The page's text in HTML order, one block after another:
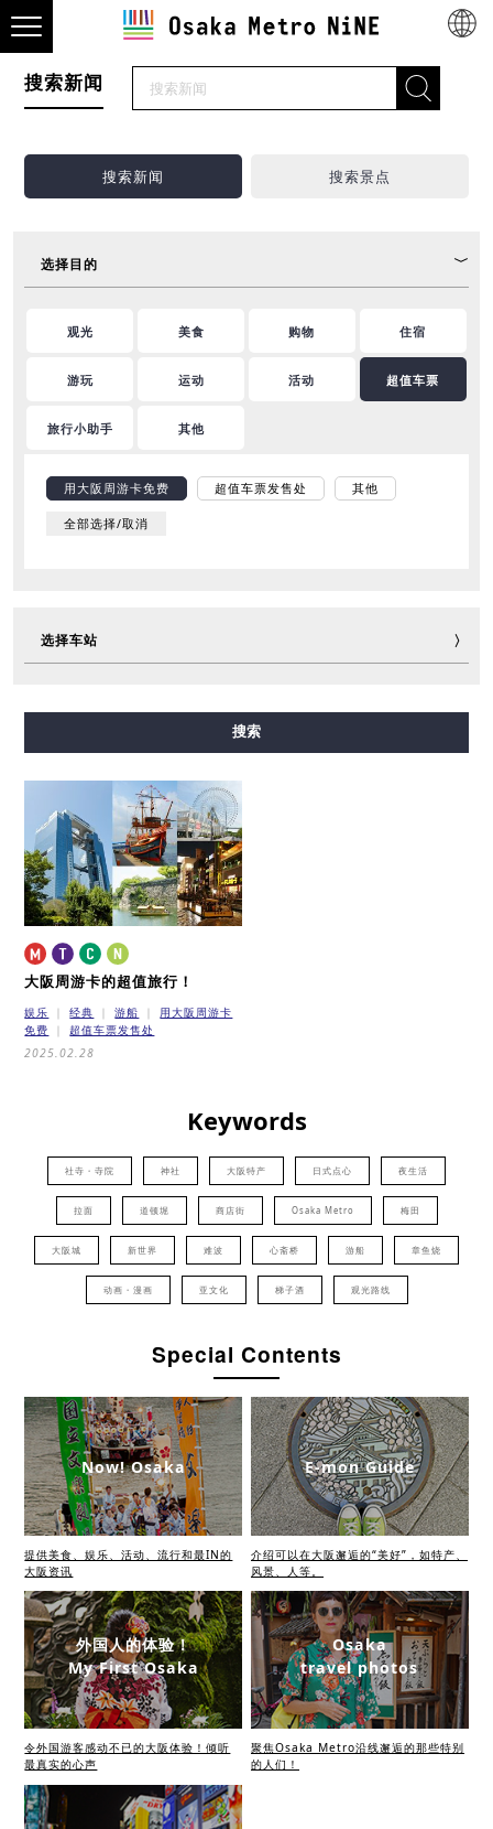
搜索新闻
搜索新闻 搜索景点
选择目的
观光 美食 购物 住宿
游玩 运动 活动 超值车票
旅行小助手 其他
用大阪周游卡免费 超值车票发售处 其他
全部选择/取消
选择车站
搜索
大阪周游卡的超值旅行！
娱乐 经典 游船
用大阪周游卡
免费
超值车票发售处
2025.02.28
Keywords
社寺・寺院 神社 大阪特产 日式点心 夜生活
拉面 道顿堀 商店街 Osaka Metro 梅田
大阪城 新世界 难波 心斋桥 游船 章鱼烧
动画・漫画 亚文化 梯子酒 观光路线
Special Contents
Now! Osaka
提供美食、娱乐、活动、流行和最IN的
大阪资讯
E-mon Guide
介绍可以在大阪邂逅的“美好”，如特产、
风景、人等。
外国人的体验！
My First Osaka
令外国游客感动不已的大阪体验！倾听
最真实的心声
Osaka
travel photos
聚焦Osaka Metro沿线邂逅的那些特别
的人们！